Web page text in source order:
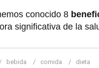
conocido 8
significativa de la
bebida comida dieta